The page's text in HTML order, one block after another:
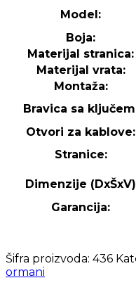
Model:
Boja:
Materijal stranica:
Materijal vrata:
Montaža:
Bravica sa
Otvori za kablove:
Stranice:
Dimenzije (DxŠxV)
Garancija:
Šifra proizvoda: 436
ormani